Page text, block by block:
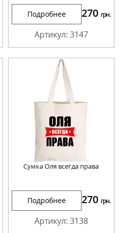
Подробнее 270 грн.
Артикул: 3147
Сумка Оля всегда права
Подробнее 270 грн.
Артикул: 3138